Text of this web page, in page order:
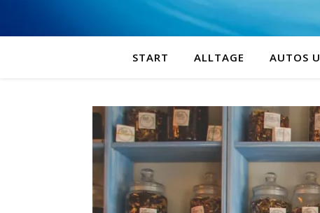
START ALLTAGE AUTOS